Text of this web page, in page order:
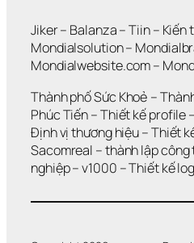
Jiker – Balanza – Tiin – Kiến
Mondialsolution –
Mondialwebsite.com –
Thành phố Sức Khoẻ –
Phúc Tiến – Thiết kế profile –
Định vị thương hiệu – Thiết
Sacomreal – thành lập công
nghiệp – v1000 – Thiết kế